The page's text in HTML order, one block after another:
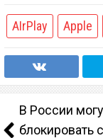
AIrPlay Apple
В России
блокировать